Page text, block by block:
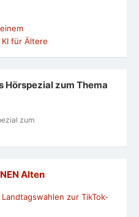
Hörspezial zum Thema
zum
Alten
zur TikTok-